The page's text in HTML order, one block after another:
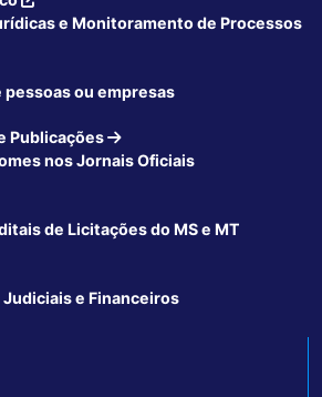
e Monitoramento de Processos
ou empresas
Publicações
nos Jornais Oficiais
de Licitações do MS e MT
e Financeiros